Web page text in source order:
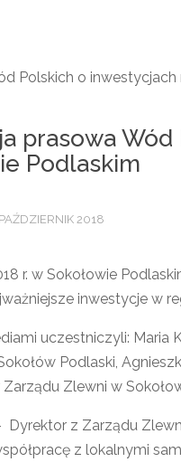
Polskich o
prasowa
Podlaskim
2018
r. w Sokołowie
inwestycje w
uczestniczyli: Maria
Podlaski,
Zlewni w
z Zarządu
z lokalnymi